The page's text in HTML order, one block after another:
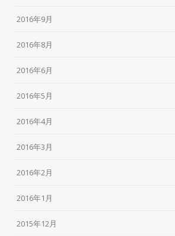
2016年9月
2016年8月
2016年6月
2016年5月
2016年4月
2016年3月
2016年2月
2016年1月
2015年12月